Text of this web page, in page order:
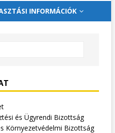
INFORMÁCIÓK
és Ügyrendi Bizottság
Környezetvédelmi Bizottság